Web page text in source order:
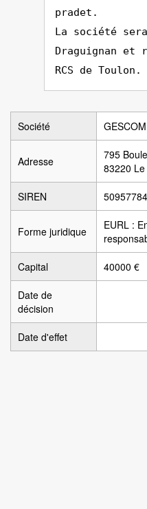
pradet.
La société
Draguignan et
RCS de Toulon.
Société
Adresse
795
83220
SIREN
Forme juridique
EURL :
Capital 40000 €
Date de
décision
Date d'effet